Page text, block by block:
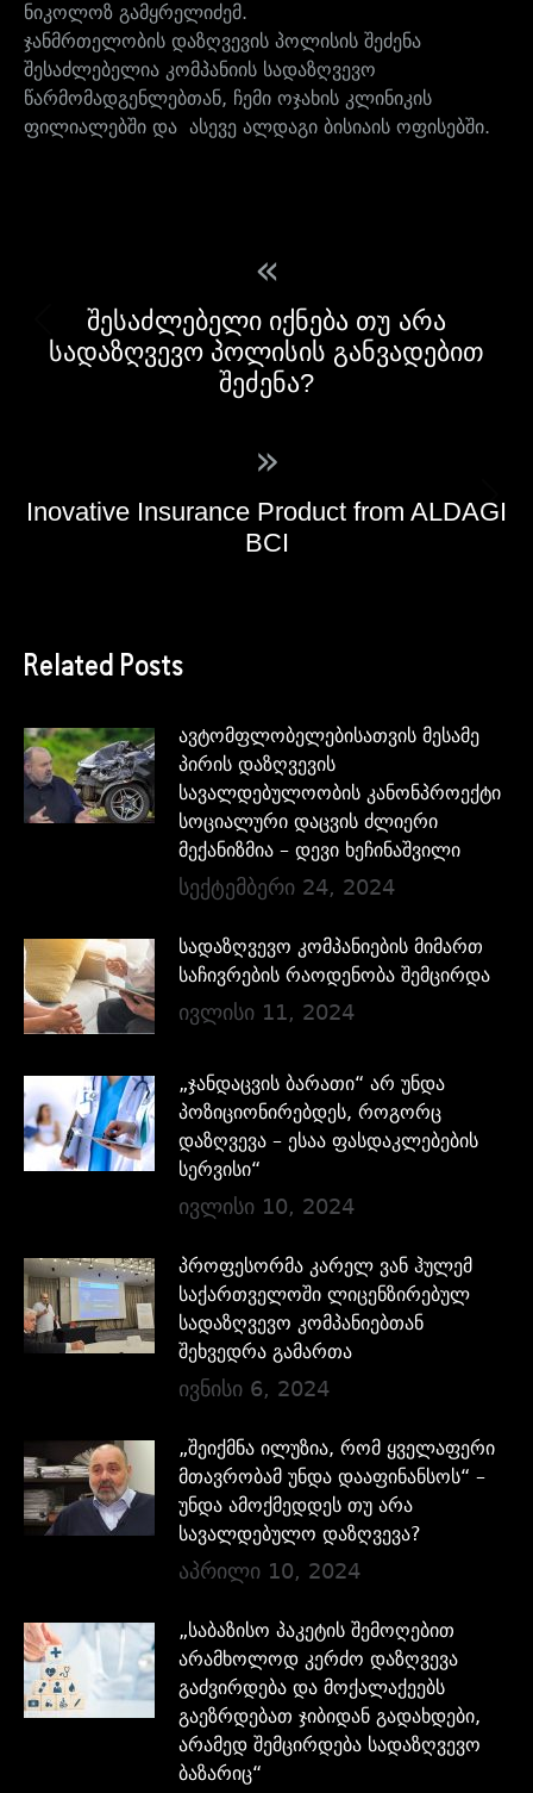
ნიკოლოზ გამყრელიძემ.
ჯანმრთელობის დაზღვევის პოლისის შეძენა
შესაძლებელია კომპანიის სადაზღვევო
წარმომადგენლებთან, ჩემი ოჯახის კლინიკის
ფილიალებში და ასევე ალდაგი ბისიაის ოფისებში.
«
შესაძლებელი იქნება თუ არა
სადაზღვევო პოლისის განვადებით
შეძენა?
»
Inovative Insurance Product from ALDAGI
BCI
Related Posts
ავტომფლობელებისათვის მესამე
პირის დაზღვევის
სავალდებულოობის კანონპროექტი
სოციალური დაცვის ძლიერი
მექანიზმია – დევი ხეჩინაშვილი
სექტემბერი 24, 2024
სადაზღვევო კომპანიების მიმართ
საჩივრების რაოდენობა შემცირდა
ივლისი 11, 2024
„ჯანდაცვის ბარათი“ არ უნდა
პოზიციონირებდეს, როგორც
დაზღვევა – ესაა ფასდაკლებების
სერვისი“
ივლისი 10, 2024
პროფესორმა კარელ ვან ჰულემ
საქართველოში ლიცენზირებულ
სადაზღვევო კომპანიებთან
შეხვედრა გამართა
ივნისი 6, 2024
„შეიქმნა ილუზია, რომ ყველაფერი
მთავრობამ უნდა დააფინანსოს“ –
უნდა ამოქმედდეს თუ არა
სავალდებულო დაზღვევა?
აპრილი 10, 2024
„საბაზისო პაკეტის შემოღებით
არამხოლოდ კერძო დაზღვევა
გაძვირდება და მოქალაქეებს
გაეზრდებათ ჯიბიდან გადახდები,
არამედ შემცირდება სადაზღვევო
ბაზარიც“